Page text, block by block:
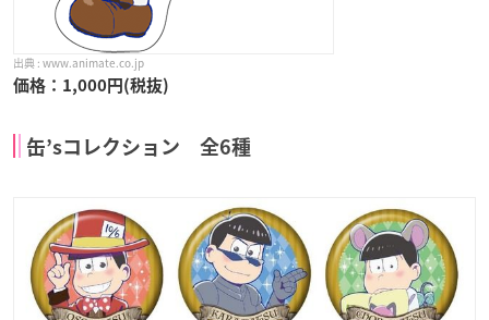
www.animate.co.jp
価格：1,000円(税抜)
缶’sコレクション 全6種